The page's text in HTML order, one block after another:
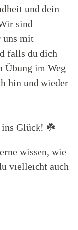
und dein
sind
uns mit
falls du dich
Übung im Weg
hin und wieder
ins Glück! ☘️
wissen, wie
vielleicht auch